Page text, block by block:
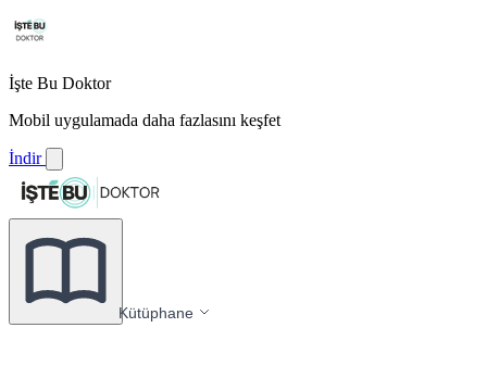
İşte Bu Doktor
Mobil uygulamada daha fazlasını keşfet
İndir
Kütüphane